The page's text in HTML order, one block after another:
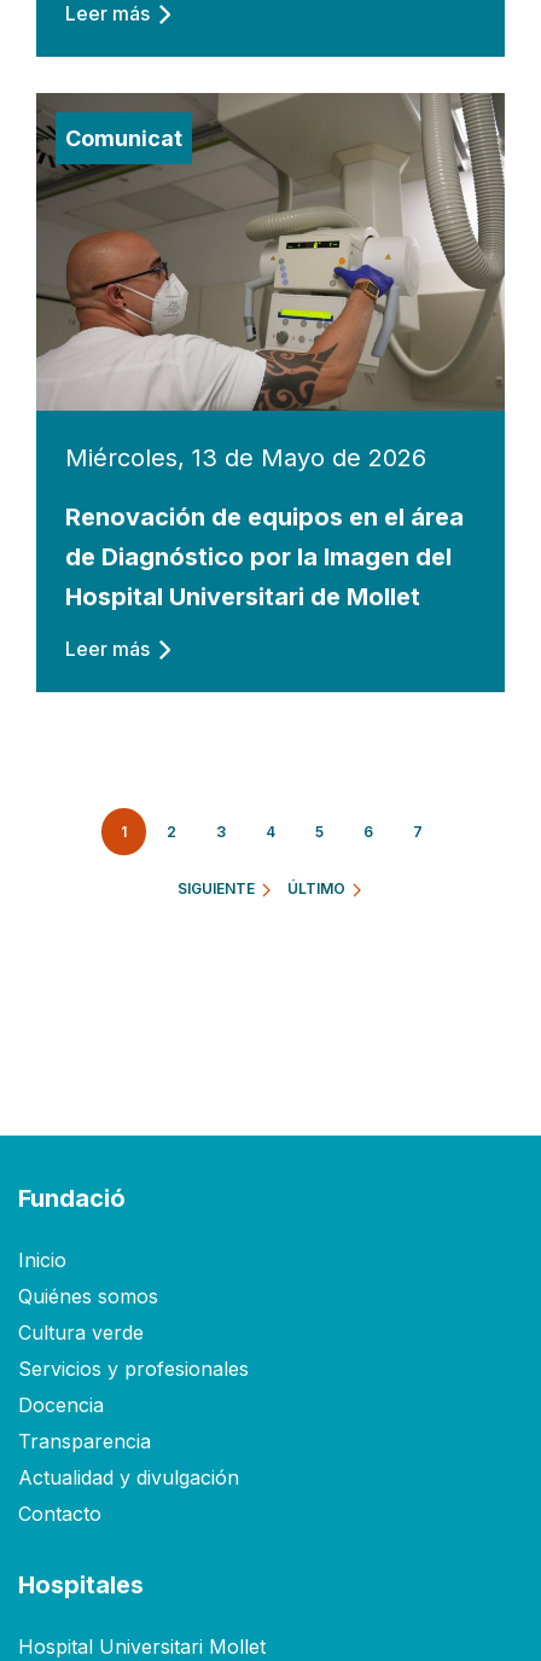
Leer más
Comunicat
Miércoles, 13 de Mayo de 2026
Renovación de equipos en el área
de Diagnóstico por la Imagen del
Hospital Universitari de Mollet
Leer más
Paginación
1 PÁGINA
2 PÁGINA
3 PÁGINA
4 PÁGINA
5 PÁGINA
6 PÁGINA
7
SIGUIENTE ÚLTIMO
Fundació
Inicio
Quiénes somos
Cultura verde
Servicios y profesionales
Docencia
Transparencia
Actualidad y divulgación
Contacto
Hospitales
Hospital Universitari Mollet